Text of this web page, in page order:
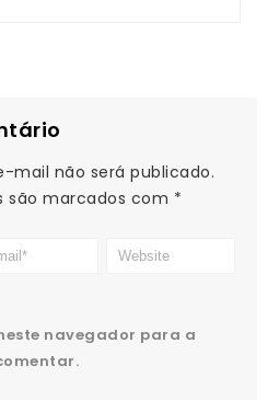
mail não será publicado.
são marcados com *
navegador para a